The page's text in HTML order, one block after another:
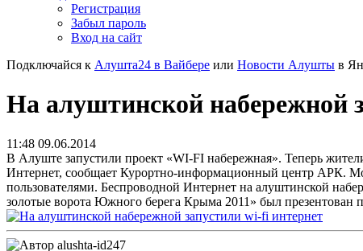
Регистрация
Забыл пароль
Вход на сайт
Подключайся к Алушта24 в Вайбере или Новости Алушты в
На алуштинской набережной
11:48 09.06.2014
В Алуште запустили проект «WI-FI набережная». Теперь
Интернет, сообщает Курортно-информационный центр АРК.
пользователями. Беспроводной Интернет на алуштинской
золотые ворота Южного берега Крыма 2011» был презентован